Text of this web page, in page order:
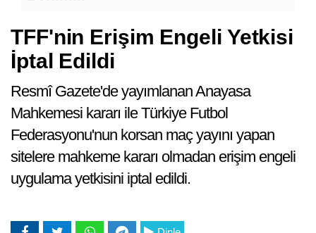
TFF'nin Erişim Engeli Yetkisi
İptal Edildi
Resmî Gazete'de yayımlanan Anayasa
Mahkemesi kararı ile Türkiye Futbol
Federasyonu'nun korsan maç yayını yapan
sitelere mahkeme kararı olmadan erişim engeli
uygulama yetkisini iptal edildi.